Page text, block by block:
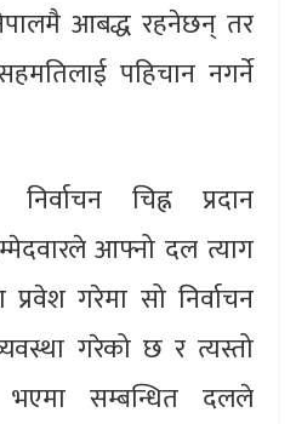
आबद्ध रहनेछन् तर
पहिचान नगर्ने
चिह्न प्रदान
आफ्नो दल त्याग
गरेमा सो निर्वाचन
गरेको छ र त्यस्तो
भएमा सम्बन्धित दलले